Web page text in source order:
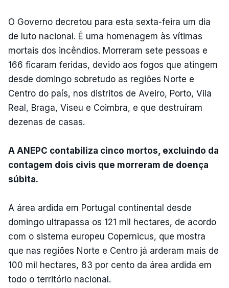
O Governo decretou para esta sexta-feira um dia
de luto nacional. É uma homenagem às vítimas
mortais dos incêndios. Morreram sete pessoas e
166 ficaram feridas, devido aos fogos que atingem
desde domingo sobretudo as regiões Norte e
Centro do país, nos distritos de Aveiro, Porto, Vila
Real, Braga, Viseu e Coimbra, e que destruíram
dezenas de casas.
A ANEPC contabiliza cinco mortos, excluindo da
contagem dois civis que morreram de doença
súbita.
A área ardida em Portugal continental desde
domingo ultrapassa os 121 mil hectares, de acordo
com o sistema europeu Copernicus, que mostra
que nas regiões Norte e Centro já arderam mais de
100 mil hectares, 83 por cento da área ardida em
todo o território nacional.